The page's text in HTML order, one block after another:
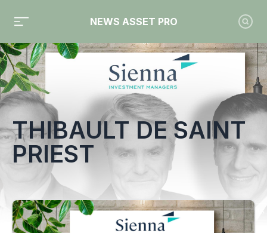
NEWS ASSET PRO
Toute l'actualité sur le tag "Thibault de Saint Priest"
THIBAULT DE SAINT
PRIEST